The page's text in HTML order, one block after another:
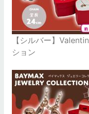
【シルバー】
ション